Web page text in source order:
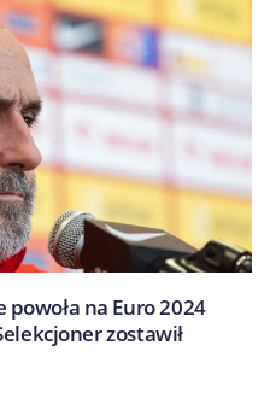
na Euro 2024
zostawił